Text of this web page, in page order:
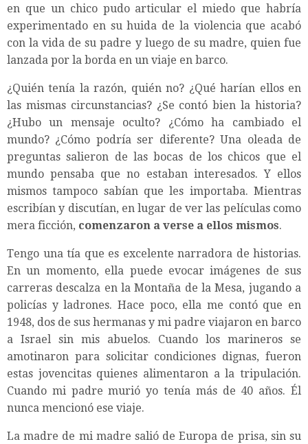
en que un chico pudo articular el miedo que habría
experimentado en su huida de la violencia que acabó
con la vida de su padre y luego de su madre, quien fue
lanzada por la borda en un viaje en barco.
¿Quién tenía la razón, quién no? ¿Qué harían ellos en
las mismas circunstancias? ¿Se contó bien la historia?
¿Hubo un mensaje oculto? ¿Cómo ha cambiado el
mundo? ¿Cómo podría ser diferente? Una oleada de
preguntas salieron de las bocas de los chicos que el
mundo pensaba que no estaban interesados. Y ellos
mismos tampoco sabían que les importaba. Mientras
escribían y discutían, en lugar de ver las películas como
mera ficción, comenzaron a verse a ellos mismos.
Tengo una tía que es excelente narradora de historias.
En un momento, ella puede evocar imágenes de sus
carreras descalza en la Montaña de la Mesa, jugando a
policías y ladrones. Hace poco, ella me contó que en
1948, dos de sus hermanas y mi padre viajaron en barco
a Israel sin mis abuelos. Cuando los marineros se
amotinaron para solicitar condiciones dignas, fueron
estas jovencitas quienes alimentaron a la tripulación.
Cuando mi padre murió yo tenía más de 40 años. Él
nunca mencionó ese viaje.
La madre de mi madre salió de Europa de prisa, sin su